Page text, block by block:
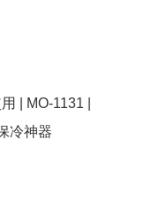
| MO-1131 |
冷神器